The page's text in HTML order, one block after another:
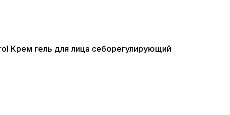
Крем гель для лица себорегулирующий